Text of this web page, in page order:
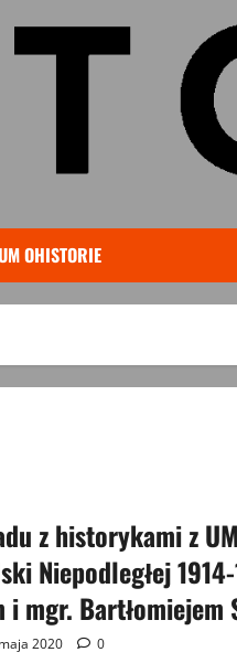
OHISTORIE
z historykami z
Niepodległej
i mgr. Bartłomiejem
2020 0